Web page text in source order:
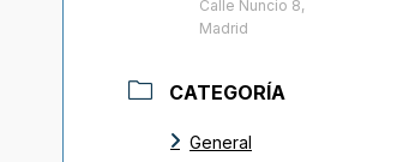
Calle Nuncio 8,
Madrid
CATEGORÍA
General